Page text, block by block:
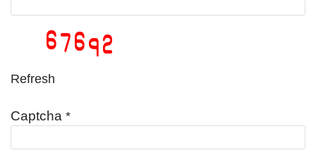
Refresh
Captcha *